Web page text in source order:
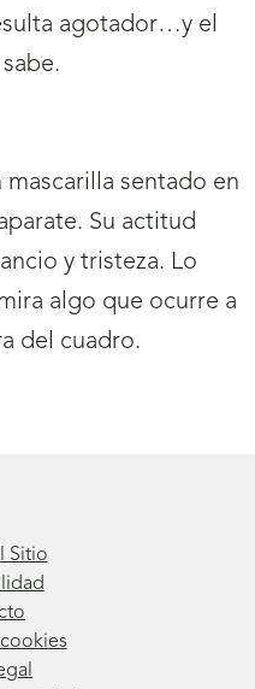
agotador…y el
mascarilla sentado en
Su actitud
y tristeza. Lo
algo que ocurre a
del cuadro.
Sitio